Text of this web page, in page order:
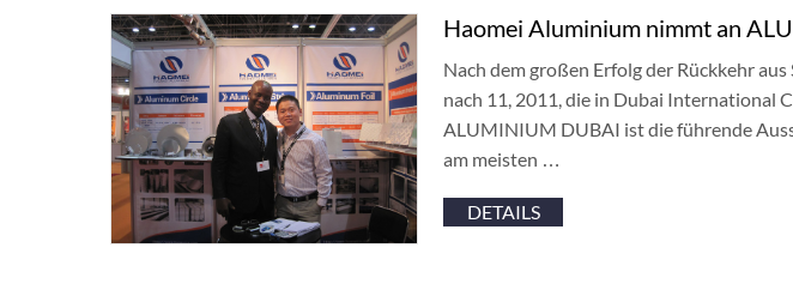
Haomei Aluminium nimmt an
Nach dem großen Erfolg der Rückkehr
nach 11, 2011, die in Dubai International
ALUMINIUM DUBAI ist die führende
am meisten …
DETAILS